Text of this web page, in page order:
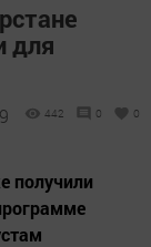
для
442 0 0
получили